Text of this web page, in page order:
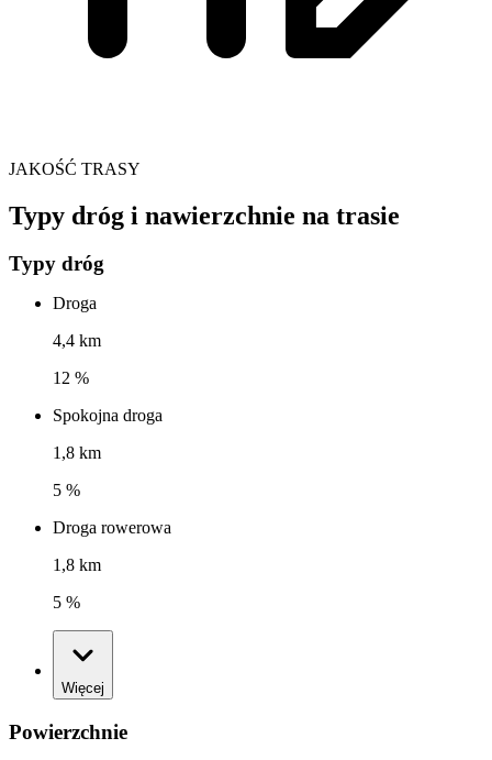
JAKOŚĆ TRASY
Typy dróg i nawierzchnie na trasie
Typy dróg
Droga
4,4 km
12 %
Spokojna droga
1,8 km
5 %
Droga rowerowa
1,8 km
5 %
Więcej
Powierzchnie